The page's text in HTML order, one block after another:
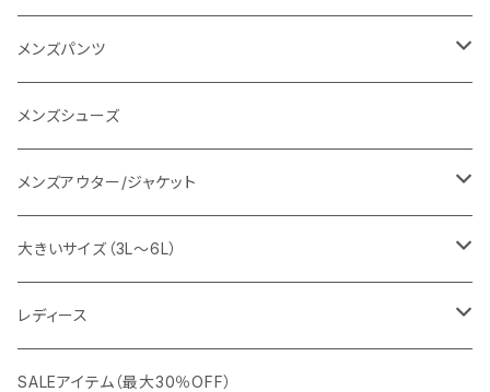
SY32 by SWEET YEARS
URBAN SQUARE
EDWIN
snow peak
G-stage
TETEHOMME
カジュアルセットアップ
スラックス
ワイシャツ
シューズ
フォーマル
Tシャツ/ポロシャツ
Tシャツ/カットソー
シャツ/ポロシャツ
パーカー/スウェット
ニット
メンズパンツ
デニムパンツ
イージーパンツ
スラックス
メンズシューズ
メンズアウター/ジャケット
ジャケット
カジュアルジャケット
ビジネスジャケット
ブルゾン
コート
大きいサイズ（3L～6L）
ビジネス
セットアップ
カジュアル
レディース
アウター
SALEアイテム（最大30％OFF）